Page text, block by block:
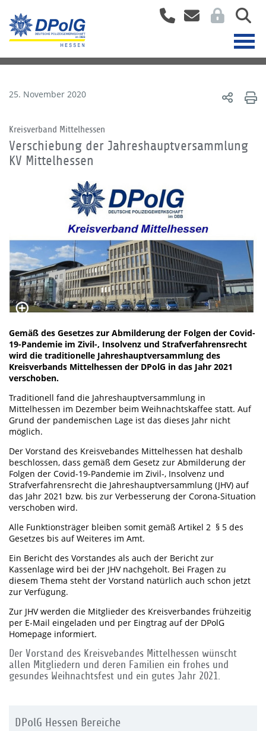
25. November 2020
Kreisverband Mittelhessen
Verschiebung der Jahreshauptversammlung
KV Mittelhessen
Gemäß des Gesetzes zur Abmilderung der Folgen der Covid-
19-Pandemie im Zivil-, Insolvenz und Strafverfahrensrecht
wird die traditionelle Jahreshauptversammlung des
Kreisverbands Mittelhessen der DPolG in das Jahr 2021
verschoben.
Traditionell fand die Jahreshauptversammlung in
Mittelhessen im Dezember beim Weihnachtskaffee statt. Auf
Grund der pandemischen Lage ist das dieses Jahr nicht
möglich.
Der Vorstand des Kreisvebandes Mittelhessen hat deshalb
beschlossen, dass gemäß dem Gesetz zur Abmilderung der
Folgen der Covid-19-Pandemie im Zivil-, Insolvenz und
Strafverfahrensrecht die Jahreshauptversammlung (JHV) auf
das Jahr 2021 bzw. bis zur Verbesserung der Corona-Situation
verschoben wird.
Alle Funktionsträger bleiben somit gemäß Artikel 2 § 5 des
Gesetzes bis auf Weiteres im Amt.
Ein Bericht des Vorstandes als auch der Bericht zur
Kassenlage wird bei der JHV nachgeholt. Bei Fragen zu
diesem Thema steht der Vorstand natürlich auch schon jetzt
zur Verfügung.
Zur JHV werden die Mitglieder des Kreisverbandes frühzeitig
per E-Mail eingeladen und per Eingtrag auf der DPolG
Homepage informiert.
Der Vorstand des Kreisvebandes Mittelhessen wünscht
allen Mitgliedern und deren Familien ein frohes und
gesundes Weihnachtsfest und ein gutes Jahr 2021.
DPolG Hessen Bereiche